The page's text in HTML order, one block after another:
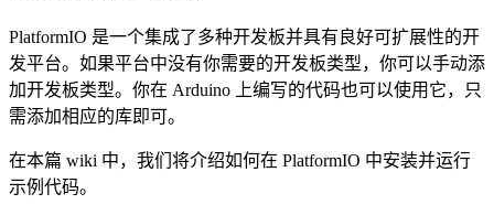
PlatformIO 是一个集成了多种开发板并具有良好可扩展性的开
发平台。如果平台中没有你需要的开发板类型，你可以手动添
加开发板类型。你在 Arduino 上编写的代码也可以使用它，只
需添加相应的库即可。
在本篇 wiki 中，我们将介绍如何在 PlatformIO 中安装并运行
示例代码。